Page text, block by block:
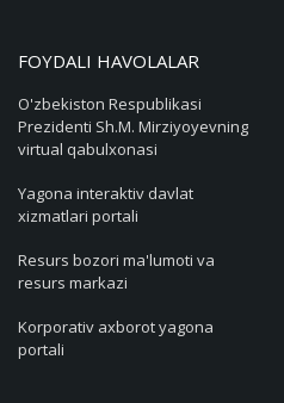
FOYDALI HAVOLALAR
O'zbekiston Respublikasi
Prezidenti Sh.M. Mirziyoyevning
virtual qabulxonasi
Yagona interaktiv davlat
xizmatlari portali
Resurs bozori ma'lumoti va
resurs markazi
Korporativ axborot yagona
portali